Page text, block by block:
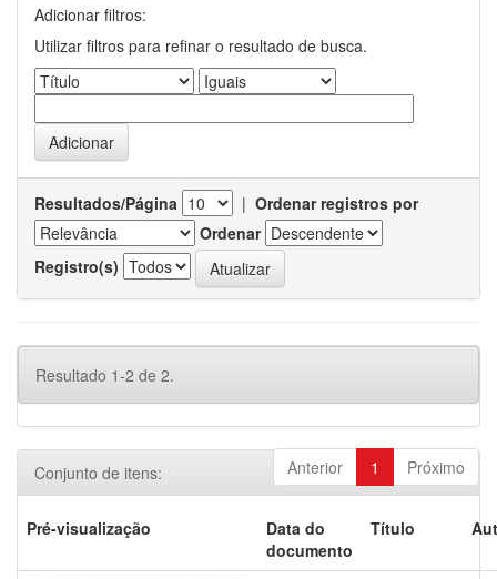
Adicionar filtros:
Utilizar filtros para refinar o resultado de busca.
Resultados/Página | Ordenar registros por
Ordenar
Registro(s)
Resultado 1-2 de 2.
Anterior 1 Próximo
Conjunto de itens:
Pré-visualização
Data do
documento
Título